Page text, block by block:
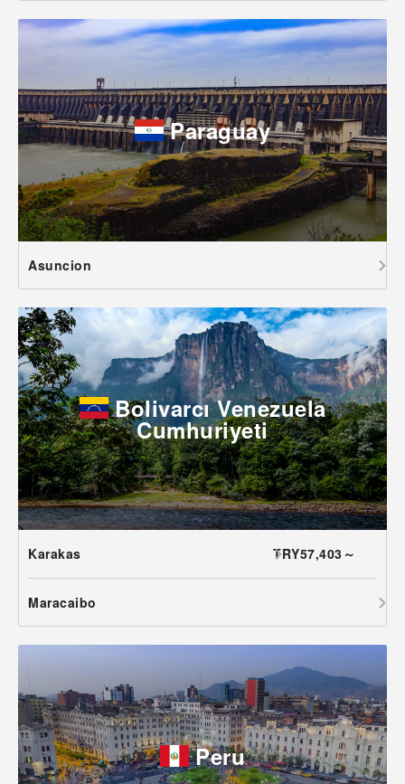
Paraguay
Asuncion
Bolivarcı Venezuela
Cumhuriyeti
Karakas TRY57,403～
Maracaibo
Peru